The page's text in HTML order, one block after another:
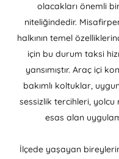
olacakları önemli
niteliğindedir.
halkının temel
için bu durum taksi
yansımıştır. Araç içi
bakımlı koltuklar,
sessizlik tercihleri, yolcu
esas alan
İlçede yaşayan